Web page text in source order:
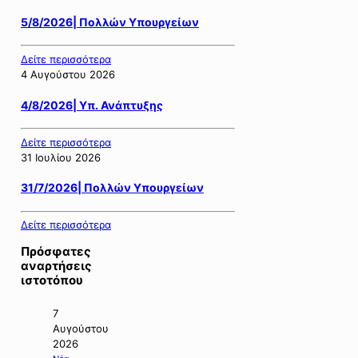
5/8/2026| Πολλών Υπουργείων
Δείτε περισσότερα
4 Αυγούστου 2026
4/8/2026| Υπ. Ανάπτυξης
Δείτε περισσότερα
31 Ιουλίου 2026
31/7/2026| Πολλών Υπουργείων
Δείτε περισσότερα
Πρόσφατες
αναρτήσεις
ιστοτόπου
7
Αυγούστου
2026